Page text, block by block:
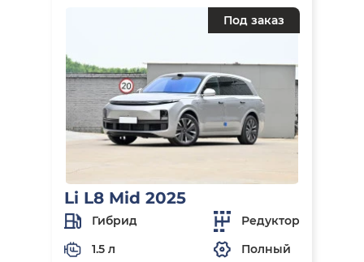
Под заказ
Li L8 Mid 2025
Гибрид
Редуктор
1.5 л
Полный